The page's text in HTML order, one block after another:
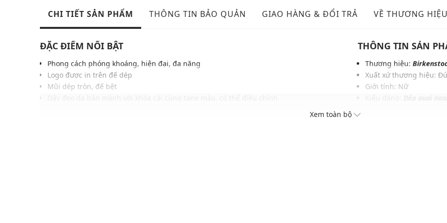
CHI TIẾT SẢN PHẨM THÔNG TIN BẢO QUẢN GIAO HÀNG & ĐỔI TRẢ VỀ THƯƠNG HIỆU
ĐẶC ĐIỂM NỔI BẬT
Phong cách phóng khoáng, hiện đại, đa năng
Logo được in trên đế dép
Mũi dép tròn, đế bệt
THÔNG TIN SẢN
Thương hiệu:
Xuất xứ thương hiệu:
Giới tính: Nữ
Xem toàn bộ